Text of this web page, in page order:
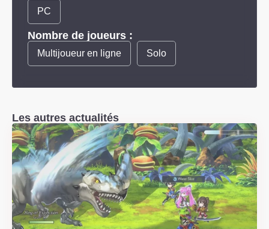
PC
Nombre de joueurs :
Multijoueur en ligne Solo
Les autres actualités